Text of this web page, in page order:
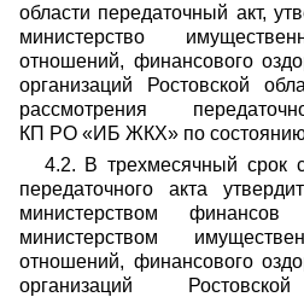
области передаточный акт,
министерство
отношений, финансового
организаций Ростовской
рассмотрения
КП РО «ИБ ЖКХ» по состоянию
4.2. В трехмесячный срок
передаточного акта
министерством финансов
министерством
отношений, финансового
организаций